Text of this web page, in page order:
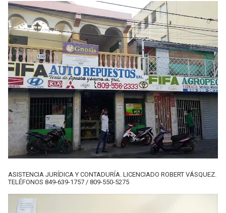
ASISTENCIA JURÍDICA Y CONTADURÍA. LICENCIADO ROBERT VÁSQUEZ.
TELÉFONOS 849-639-1757 / 809-550-5275